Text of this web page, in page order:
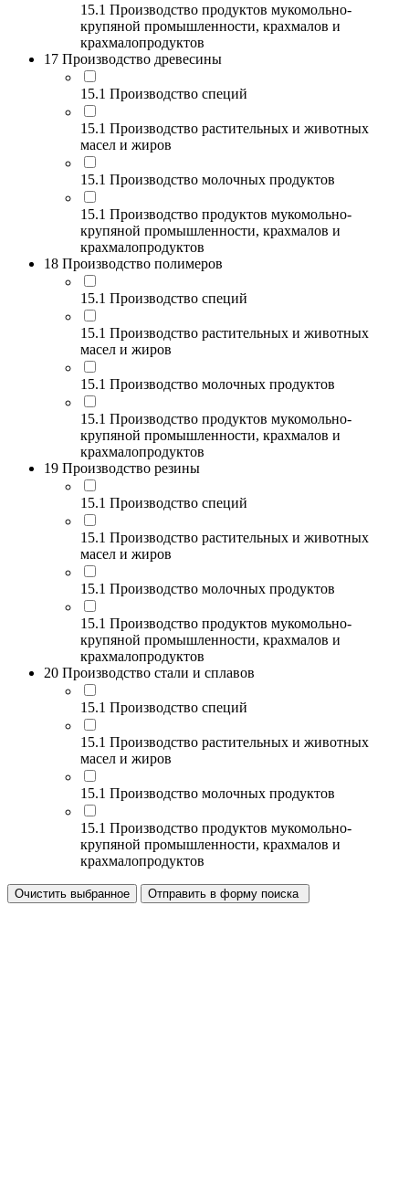
15.1 Производство продуктов мукомольно-
крупяной промышленности, крахмалов и
крахмалопродуктов
17 Производство древесины
15.1 Производство специй
15.1 Производство растительных и животных
масел и жиров
15.1 Производство молочных продуктов
15.1 Производство продуктов мукомольно-
крупяной промышленности, крахмалов и
крахмалопродуктов
18 Производство полимеров
15.1 Производство специй
15.1 Производство растительных и животных
масел и жиров
15.1 Производство молочных продуктов
15.1 Производство продуктов мукомольно-
крупяной промышленности, крахмалов и
крахмалопродуктов
19 Производство резины
15.1 Производство специй
15.1 Производство растительных и животных
масел и жиров
15.1 Производство молочных продуктов
15.1 Производство продуктов мукомольно-
крупяной промышленности, крахмалов и
крахмалопродуктов
20 Производство стали и сплавов
15.1 Производство специй
15.1 Производство растительных и животных
масел и жиров
15.1 Производство молочных продуктов
15.1 Производство продуктов мукомольно-
крупяной промышленности, крахмалов и
крахмалопродуктов